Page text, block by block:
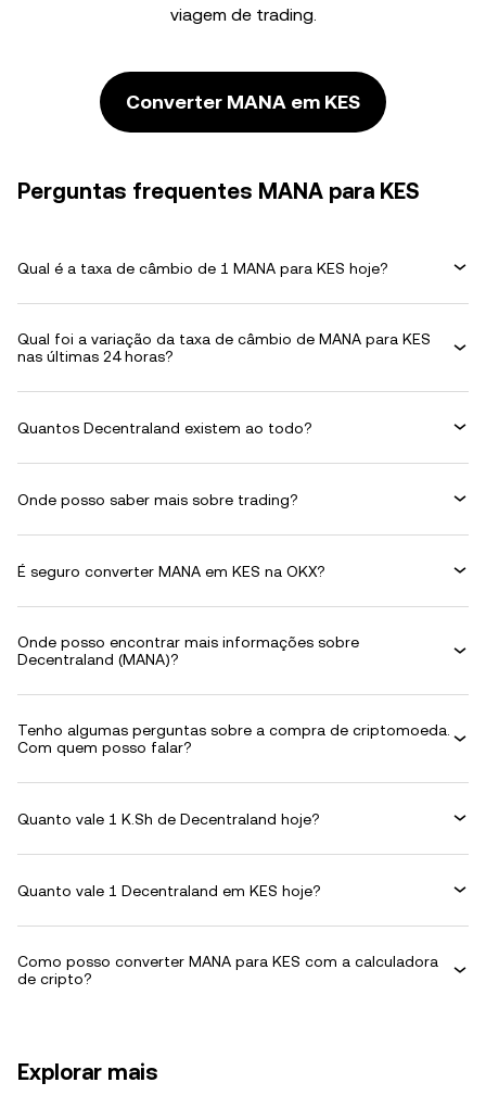
viagem de trading.
Converter MANA em KES
Perguntas frequentes MANA para KES
Qual é a taxa de câmbio de 1 MANA para KES hoje?
Qual foi a variação da taxa de câmbio de MANA para KES
nas últimas 24 horas?
Quantos Decentraland existem ao todo?
Onde posso saber mais sobre trading?
É seguro converter MANA em KES na OKX?
Onde posso encontrar mais informações sobre
Decentraland (MANA)?
Tenho algumas perguntas sobre a compra de criptomoeda.
Com quem posso falar?
Quanto vale 1 K.Sh de Decentraland hoje?
Quanto vale 1 Decentraland em KES hoje?
Como posso converter MANA para KES com a calculadora
de cripto?
Explorar mais